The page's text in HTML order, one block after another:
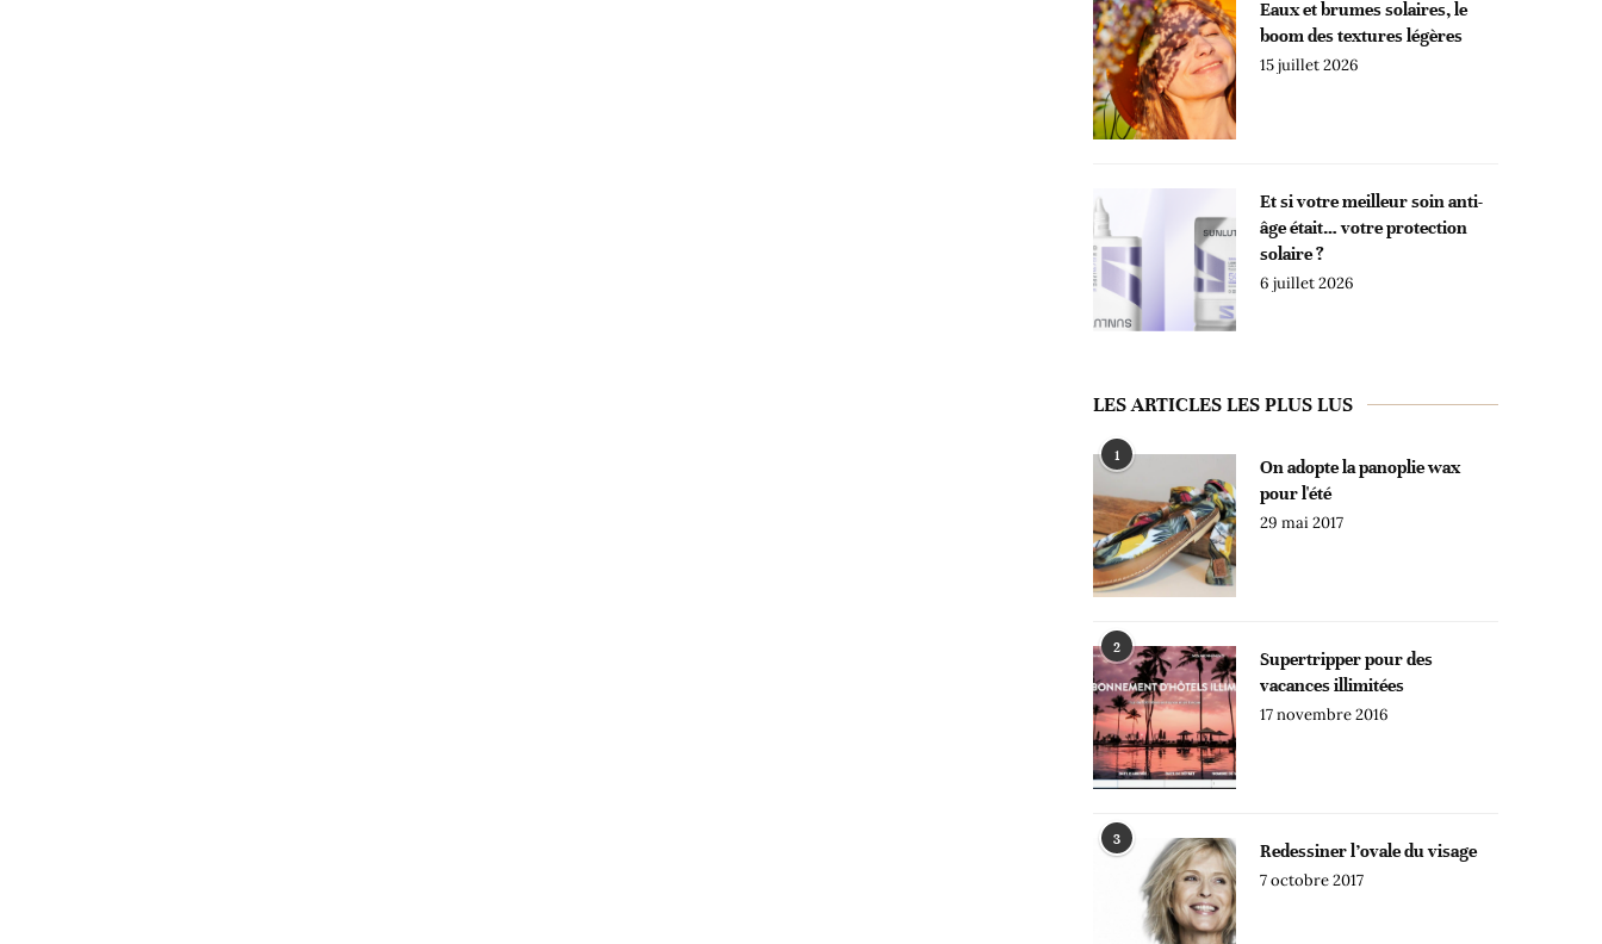
Eaux et brumes solaires, le
boom des textures légères
15 juillet 2026
Et si votre meilleur soin anti-
âge était… votre protection
solaire ?
6 juillet 2026
LES ARTICLES LES PLUS LUS
1
On adopte la panoplie wax
pour l'été
29 mai 2017
2
Supertripper pour des
vacances illimitées
17 novembre 2016
3
Redessiner l’ovale du visage
7 octobre 2017